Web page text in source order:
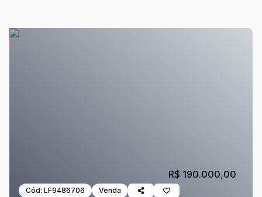
Cód: LF9486706 Venda
R$ 190.000,00